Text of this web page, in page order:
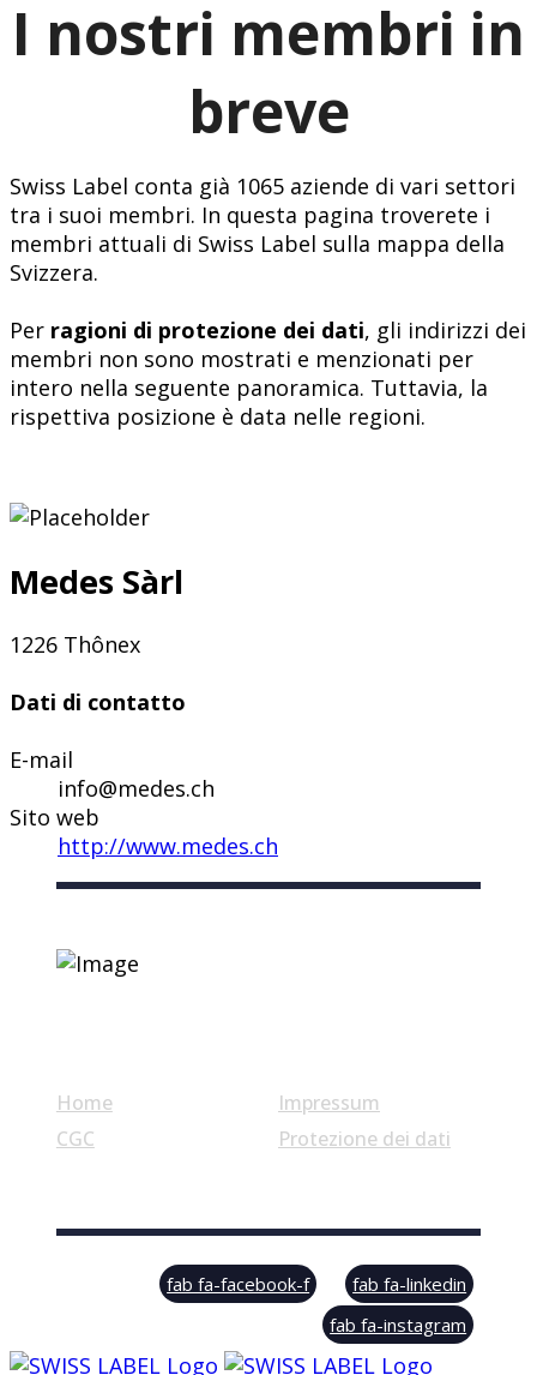
I nostri membri in
breve
Swiss Label conta già 1065 aziende di vari settori
tra i suoi membri. In questa pagina troverete i
membri attuali di Swiss Label sulla mappa della
Svizzera.
Per ragioni di protezione dei dati, gli indirizzi dei
membri non sono mostrati e menzionati per
intero nella seguente panoramica. Tuttavia, la
rispettiva posizione è data nelle regioni.
Medes Sàrl
1226 Thônex
Dati di contatto
E-mail
info@medes.ch
Sito web
http://www.medes.ch
Home
CGC
Impressum
Protezione dei dati
© Swiss Label, All rights reserved
fab fa-facebook-f
fab fa-linkedin
fab fa-instagram